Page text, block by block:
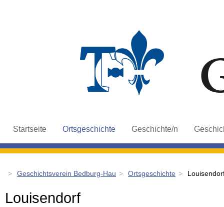
überspringen
Startseite Ortsgeschichte Geschichte/n
Geschichtsverein Bedburg-Hau Ortsgeschichte
Louisendorf